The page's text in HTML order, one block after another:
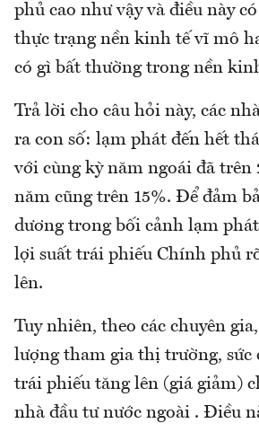
phủ cao như vậy và điều này
thực trạng nền kinh tế vĩ mô
có gì bất thường trong nền
Trả lời cho câu hỏi này, các
ra con số: lạm phát đến hết
với cùng kỳ năm ngoái đã trên
năm cũng trên 15%. Để đảm
dương trong bối cảnh lạm
lợi suất trái phiếu Chính phủ
lên.
Tuy nhiên, theo các chuyên
lượng tham gia thị trường, sức
trái phiếu tăng lên (giá giảm)
nhà đầu tư nước ngoài . Điều